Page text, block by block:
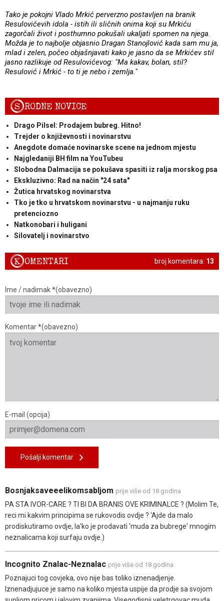
Tako je pokojni Vlado Mrkić perverzno postavljen na branik
Resulovićevih idola - istih ili sličnih onima koji su Mrkiću
zagorčali život i posthumno pokušali ukaljati spomen na njega.
Možda je to najbolje objasnio Dragan Stanojlović kada sam mu ja,
mlad i zelen, počeo objašnjavati kako je jasno da se Mrkićev stil
jasno razlikuje od Resulovićevog: "Ma kakav, bolan, stil?
Resulović i Mrkić - to ti je nebo i zemlja."
SRODNE NOVICE
Drago Pilsel: Prodajem bubreg. Hitno!
Trejder o književnosti i novinarstvu
Anegdote domaće novinarske scene na jednom mjestu
Najgledaniji BH film na YouTubeu
Slobodna Dalmacija se pokušava spasiti iz ralja morskog psa
Ekskluzivno: Rad na način "24 sata"
Žutica hrvatskog novinarstva
Tko je tko u hrvatskom novinarstvu - u najmanju ruku
pretenciozno
Natkonobari i huligani
Silovatelj i novinarstvo
broj komentara: 13
KOMENTARI
Ime / nadimak *(obavezno)
Komentar *(obavezno)
E-mail (opcija)
Pošalji komentar
Bosnjaksaveeelikomsabljom prije više od 18 godina
PA STA IVOR-CARE ? TI BI DA BRANIS OVE KRIMINALCE ? (Molim Te,
reci mi kakvim principima se rukovodis ovdje ? 'Ajde da malo
prodiskutiramo ovdje, la'ko je prodavati 'muda za bubrege' mnogim
neznalicama koji surfaju ovdje.)
Incognito Znalac-Neznalac prije više od 18 godina
Poznajuci tog covjeka, ovo nije bas toliko iznenadjenje.
Iznenadjujuce je samo na koliko mjesta uspije da prodje sa svojom